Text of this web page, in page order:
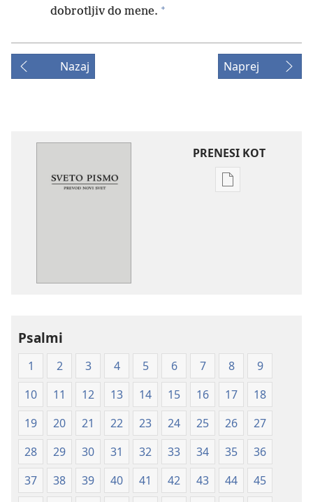
dobrotljiv do mene. +
Nazaj Naprej
PRENESI KOT
Možnosti
(izdano 2009)
Psalmi
1 2 3 4 5 6 7 8
9
10
11 12 13 14 15 16 17
18
19
20 21 22 23 24 25 26
27
28
29 30 31 32 33 34 35
36
37
38 39 40 41 42 43 44
45